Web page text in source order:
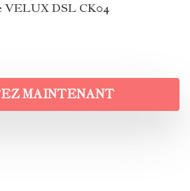
VELUX DSL CK04
MAINTENANT